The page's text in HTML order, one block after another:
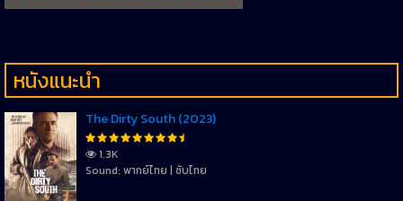
หนังแนะนำ
The Dirty South (2023)
1.3K
Sound: พากย์ไทย | ซับไทย